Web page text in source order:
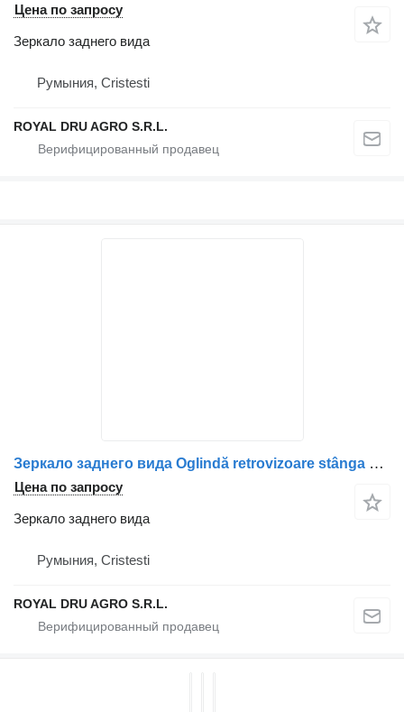
Цена по запросу
Зеркало заднего вида
Румыния, Cristesti
ROYAL DRU AGRO S.R.L.
Зеркало заднего вида Oglindă retrovizoare stânga для грузовика DAF cu două oglinzi reglabile
Цена по запросу
Зеркало заднего вида
Румыния, Cristesti
ROYAL DRU AGRO S.R.L.